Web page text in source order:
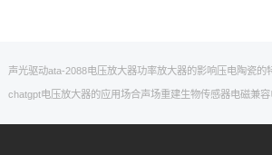
声光驱动ata-2088电压放大器功率放大器的影响 压电陶瓷的
chatgpt电压放大器的应用场合声场重建生物传感器电磁兼容